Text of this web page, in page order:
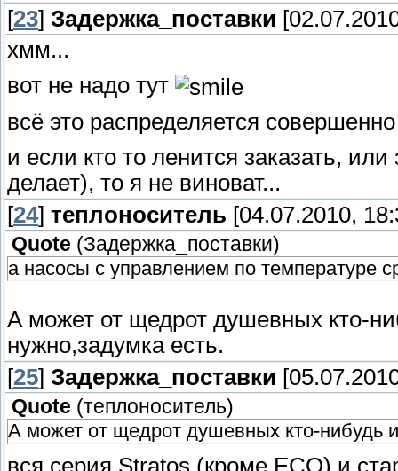
[23] Задержка_поставки
хмм...
вот не надо тут
всё это распределяется
и если кто то ленится заказать,
делает), то я не виноват...
[24] теплоноситель [04.07.2010,
Quote (Задержка_поставки)
а насосы с управлением по температуре
А может от щедрот душевных кто-
нужно,задумка есть.
[25] Задержка_поставки
Quote (теплоноситель)
А может от щедрот душевных кто-нибудь
вся серия Stratos (кроме EСO) и